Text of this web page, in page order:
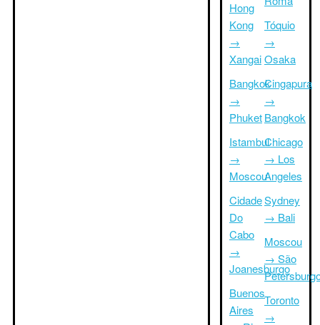
Hong
Kong
→
Xangai
Bangkok
→
Phuket
Istambul
→
Moscou
Cidade
Do
Cabo
→
Joanesburgo
Buenos
Aires
Tóquio
→
Osaka
Cingapura
→
Bangkok
Chicago
→ Los
Angeles
Sydney
→ Bali
Moscou
→ São
Toronto
→